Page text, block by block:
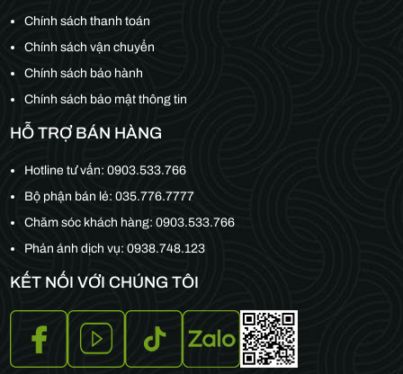
Chính sách thanh toán
Chính sách vận chuyển
Chính sách bảo hành
Chính sách bảo mật thông tin
HỖ TRỢ BÁN HÀNG
Hotline tư vấn:0903.533.766
Bộ phận bán lẻ:035.776.7777
Chăm sóc khách hàng:0903.533.766
Phản ánh dịch vụ: 0938.748.123
KẾT NỐI VỚI CHÚNG TÔI